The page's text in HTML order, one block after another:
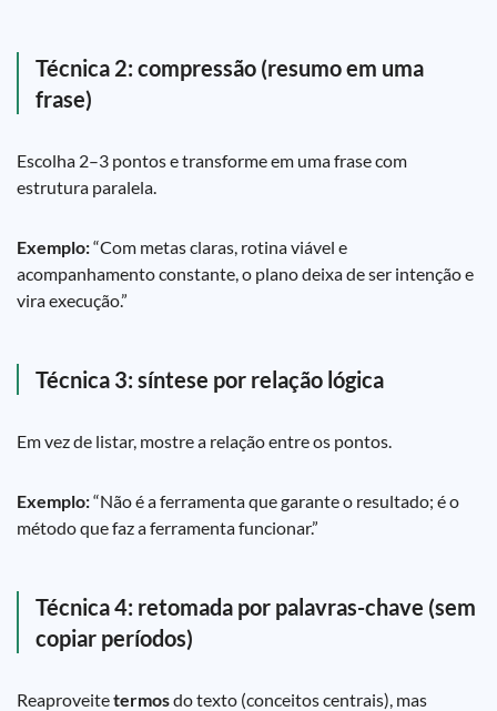
Técnica 2: compressão (resumo em uma
frase)
Escolha 2–3 pontos e transforme em uma frase com
estrutura paralela.
Exemplo:“Com metas claras, rotina viável e
acompanhamento constante, o plano deixa de ser intenção e
vira execução.”
Técnica 3: síntese por relação lógica
Em vez de listar, mostre a relação entre os pontos.
Exemplo:“Não é a ferramenta que garante o resultado; é o
método que faz a ferramenta funcionar.”
Técnica 4: retomada por palavras-chave (sem
copiar períodos)
Reaproveitetermosdo texto (conceitos centrais), mas